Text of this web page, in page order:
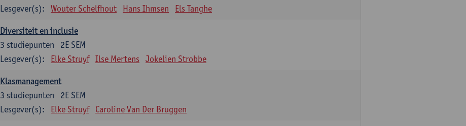
Lesgever(s):
Wouter Schelfhout Hans Ihmsen Els Tanghe
Diversiteit en inclusie
2E SEM
3 studiepunten
Lesgever(s):
Elke Struyf Ilse Mertens Jokelien Strobbe
Klasmanagement
2E SEM
3 studiepunten
Lesgever(s):
Elke Struyf Caroline Van Der Bruggen